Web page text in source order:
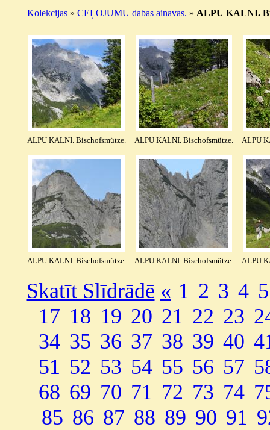
Kolekcijas » CEĻOJUMU dabas ainavas. » ALPU KALNI.
ALPU KALNI. Bischofsmütze. ALPU KALNI. Bischofsmütze. ALPU
ALPU KALNI. Bischofsmütze. ALPU KALNI. Bischofsmütze. ALPU
Skatīt Slīdrādē « 1 2 3 4 5
17 18 19 20 21 22 23
34 35 36 37 38 39 40
51 52 53 54 55 56 57
68 69 70 71 72 73 74
85 86 87 88 89 90 91